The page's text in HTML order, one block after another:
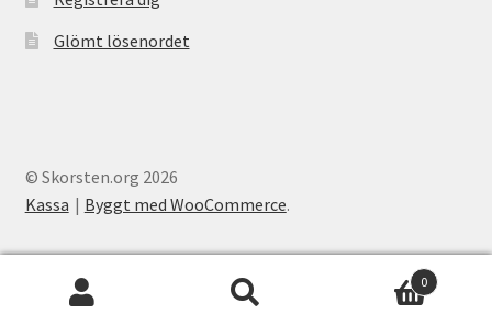
Glömt lösenordet
© Skorsten.org 2026
Kassa
Byggt med WooCommerce.
0